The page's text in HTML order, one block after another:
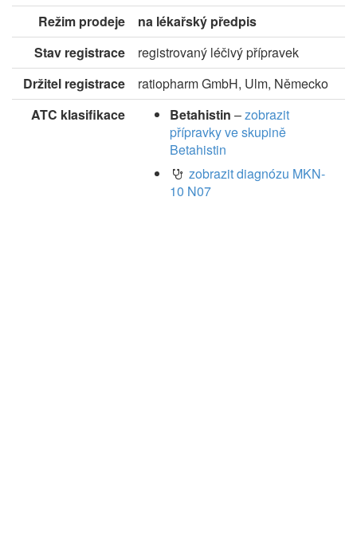
Režim prodeje
na lékařský předpis
Stav registrace
registrovaný léčivý přípravek
Držitel registrace
ratiopharm GmbH, Ulm, Německo
ATC klasifikace
Betahistin –zobrazit
přípravky ve skupině
Betahistin
zobrazit diagnózu MKN-
10 N07